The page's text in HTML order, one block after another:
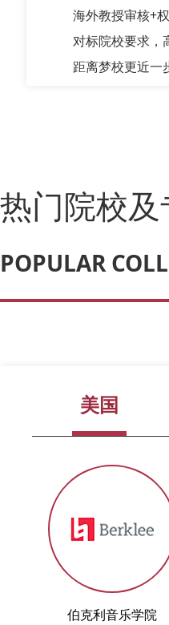
海外教授审核+
对标院校要求，
距离梦校更近一
热门院校
POPULAR
美国
伯克利音乐学院